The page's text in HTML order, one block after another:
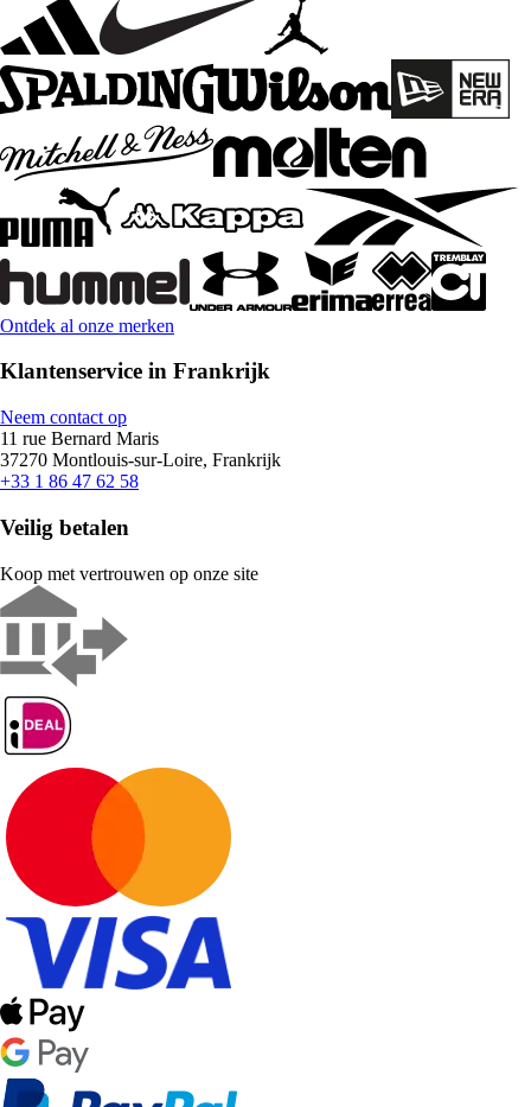
Ontdek al onze merken
Klantenservice in Frankrijk
Neem contact op
11 rue Bernard Maris
37270 Montlouis-sur-Loire, Frankrijk
+33 1 86 47 62 58
Veilig betalen
Koop met vertrouwen op onze site